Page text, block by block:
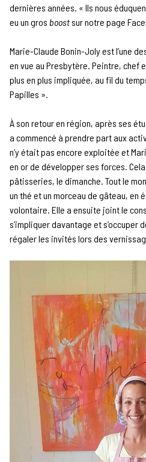
dernières années. « Ils nous
eu un gros boostsur notre page
Marie-Claude Bonin-Joly est l’une
en vue au Presbytère. Peintre, chef
plus en plus impliquée, au fil du
Papilles ».
À son retour en région, après ses
a commencé à prendre part aux
n’y était pas encore exploitée et
en or de développer ses forces.
pâtisseries, le dimanche. Tout le
un thé et un morceau de gâteau, en
volontaire. Elle a ensuite joint le
s’impliquer davantage et s’occuper
régaler les invités lors des